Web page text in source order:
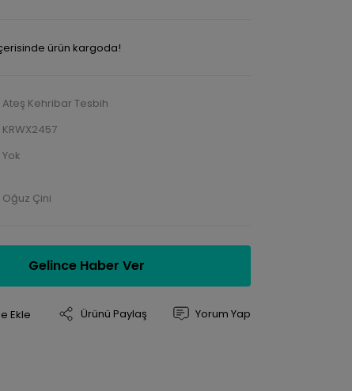
ürün kargoda!
Ateş Kehribar Tesbih
KRWX2457
Yok
Oğuz Çini
Gelince Haber Ver
Ürünü Paylaş Yorum Yap